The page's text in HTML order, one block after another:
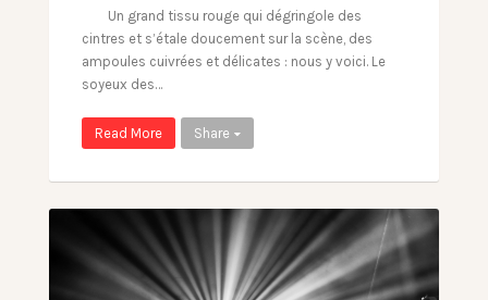
Un grand tissu rouge qui dégringole des
cintres et s’étale doucement sur la scène, des
ampoules cuivrées et délicates : nous y voici. Le
soyeux des…
Read More Share